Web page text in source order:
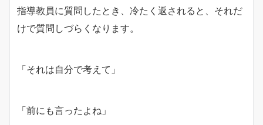
指導教員に質問したとき、冷たく返されると、それだ
けで質問しづらくなります。
「それは自分で考えて」
「前にも言ったよね」